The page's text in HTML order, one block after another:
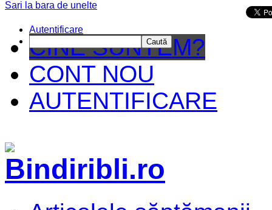
CINE SUNTEM?
CONT NOU
AUTENTIFICARE
Sari la bara de unelte
Autentificare
Caută